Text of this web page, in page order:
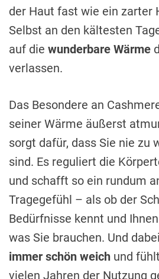
der Haut fast wie ein zarter
Selbst an den kältesten
auf die wunderbare Wärme
verlassen.
Das Besondere an
seiner Wärme äußerst
sorgt dafür, dass Sie nie zu
sind. Es reguliert die
und schafft so ein rundum
Tragegefühl – als ob der
Bedürfnisse kennt und
was Sie brauchen. Und
immer schön weich und
vielen Jahren der Nutzung